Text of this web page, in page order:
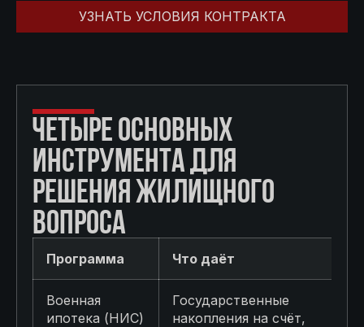
УЗНАТЬ УСЛОВИЯ КОНТРАКТА
ЧЕТЫРЕ ОСНОВНЫХ
ИНСТРУМЕНТА ДЛЯ
РЕШЕНИЯ ЖИЛИЩНОГО
ВОПРОСА
Программа Что даёт
Военная
ипотека (НИС)
Государственные
накопления на счёт,